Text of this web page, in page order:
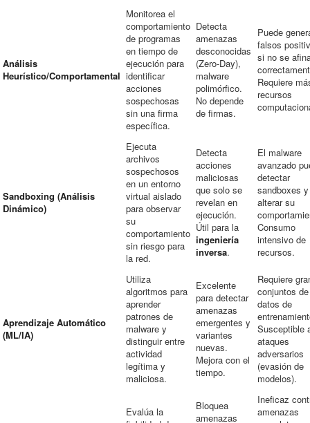
Análisis
Heurístico/Comportamental
Monitorea el
comportamiento
de programas
en tiempo de
ejecución para
identificar
acciones
sospechosas
sin una firma
específica.
Detecta
amenazas
desconocidas
(Zero-Day),
malware
polimórfico.
No depende
de firmas.
Puede
falsos
si no se
Requiere
recursos
Sandboxing (Análisis
Dinámico)
Ejecuta
archivos
sospechosos
en un entorno
virtual aislado
para observar
su
comportamiento
sin riesgo para
la red.
Detecta
acciones
maliciosas
que solo se
revelan en
ejecución.
Útil para la
ingeniería
inversa.
El malware
avanzado
detectar
sandboxes y
alterar su
Consumo
intensivo de
recursos.
Aprendizaje Automático
(ML/IA)
Utiliza
algoritmos para
aprender
patrones de
malware y
distinguir entre
actividad
legítima y
maliciosa.
Excelente
para detectar
amenazas
emergentes y
variantes
nuevas.
Mejora con el
tiempo.
Requiere
conjuntos de
datos de
Susceptible
ataques
adversarios
(evasión de
modelos).
Evalúa la
Bloquea
amenazas
Ineficaz
amenazas